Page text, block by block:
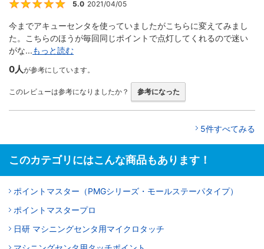
5
5.0 2021/04/05
今までアキューセンタを使っていましたがこちらに変えてみまし
た。こちらのほうが毎回同じポイントで点灯してくれるので迷い
がな...もっと読む
0人が参考にしています。
このレビューは参考になりましたか？ 参考になった
5件すべてみる
このカテゴリにはこんな商品もあります！
ポイントマスター（PMGシリーズ・モールステーパタイプ）
ポイントマスタープロ
日研 マシニングセンタ用マイクロタッチ